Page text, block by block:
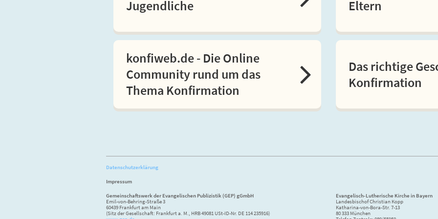
Jugendliche
Eltern
konfiweb.de - Die Online
Community rund um das
Thema Konfirmation
Das richtige
Konfirmation
Datenschutzerklärung
Impressum
Gemeinschaftswerk der Evangelischen Publizistik (GEP) gGmbH
Emil-von-Behring-Straße 3
60439 Frankfurt am Main
(Sitz der Gesellschaft: Frankfurt a. M., HRB 49081 USt-ID-Nr. DE 114 235916)
Evangelisch-Lutherische Kirche in Bayern
Landesbischof Christian Kopp
Katharina-von-Bora-Str. 7-13
80 333 München